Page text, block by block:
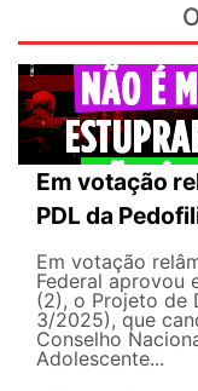
Em votação
PDL da
Em votação
Federal aprovou
(2), o Projeto de
3/2025), que
Conselho
Adolescente...